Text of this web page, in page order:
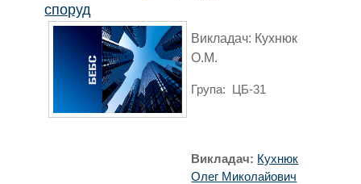
споруд
Викладач: Кухнюк
О.М.
Група: ЦБ-31
Викладач: Кухнюк
Олег Миколайович